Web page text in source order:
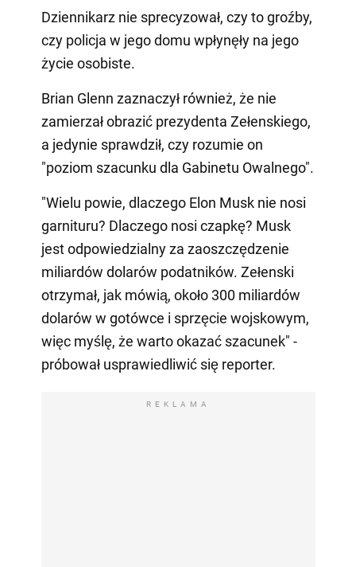
Dziennikarz nie sprecyzował, czy to groźby,
czy policja w jego domu wpłynęły na jego
życie osobiste.
Brian Glenn zaznaczył również, że nie
zamierzał obrazić prezydenta Zełenskiego,
a jedynie sprawdził, czy rozumie on
"poziom szacunku dla Gabinetu Owalnego".
"Wielu powie, dlaczego Elon Musk nie nosi
garnituru? Dlaczego nosi czapkę? Musk
jest odpowiedzialny za zaoszczędzenie
miliardów dolarów podatników. Zełenski
otrzymał, jak mówią, około 300 miliardów
dolarów w gotówce i sprzęcie wojskowym,
więc myślę, że warto okazać szacunek" -
próbował usprawiedliwić się reporter.
REKLAMA